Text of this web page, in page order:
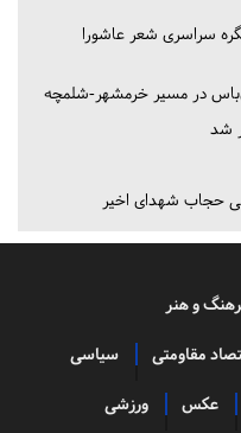
سراسری شعر عاشورا
در مسیر خرمشهر-شلمچه
شد
بی حجاب شهدای اخیر
و هنر
مقاومتی سیاسی
عکس ورزشی